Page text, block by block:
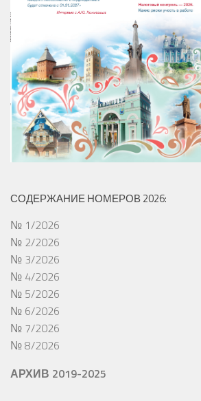
СОДЕРЖАНИЕ НОМЕРОВ 2026:
№ 1/2026
№ 2/2026
№ 3/2026
№ 4/2026
№ 5/2026
№ 6/2026
№ 7/2026
№ 8/2026
АРХИВ 2019-2025